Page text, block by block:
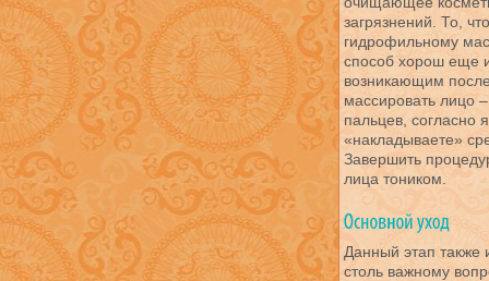
загрязнений. То,
гидрофильному
способ хорош еще и
возникающим
массировать лицо
пальцев, согласно
«накладываете»
Завершить
лица тоником.
Данный этап также
столь важному